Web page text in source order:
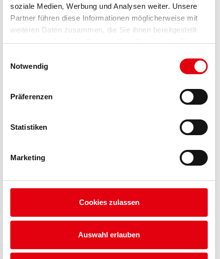
soziale Medien, Werbung und Analysen weiter. Unsere
Partner führen diese Informationen möglicherweise mit
weiteren Daten zusammen, die Sie ihnen bereitgestellt
haben oder die sie im Rahmen Ihrer Nutzung der Dienste
Notwendig
Präferenzen
Statistiken
Marketing
Cookies zulassen
Auswahl erlauben
Schau dir gerne unsere anderen
Stellenausschreibungenan!